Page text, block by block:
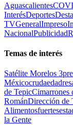
Aguascalientes
InterésDeportes
TVGeneralImpreso
NacionalPublicidad
Temas de interés
Satélite Morelos 3
Méxicocrudaedad
de TepicCimarrones
RománDirección de
Alimentosfuertes
la Gente